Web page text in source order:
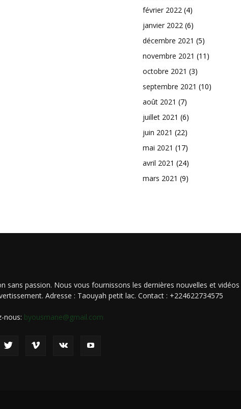
février 2022 (4)
janvier 2022 (6)
décembre 2021 (5)
novembre 2021 (11)
octobre 2021 (3)
septembre 2021 (10)
août 2021 (7)
juillet 2021 (6)
juin 2021 (22)
mai 2021 (17)
avril 2021 (24)
mars 2021 (9)
sans passion. Nous vous fournissons les dernières nouvelles et vidéos
Adresse : Taouyah petit lac. Contact : +224622734575
nous: byousmane@gmail.com